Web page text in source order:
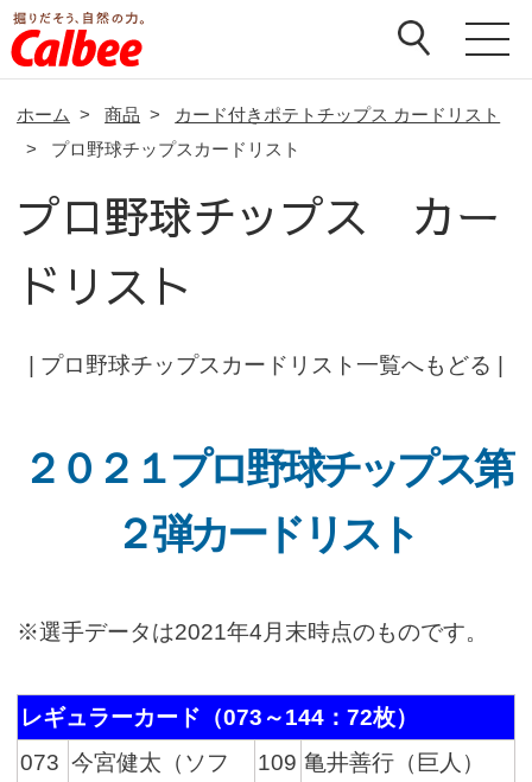
ホーム > 商品 >
カード付きポテトチップス カードリスト
>
プロ野球チップスカードリスト
プロ野球チップス カー
ドリスト
プロ野球チップスカードリスト一覧へもどる
２０２１プロ野球チップス第
２弾カードリスト
※選手データは2021年4月末時点のものです。
レギュラーカード（073～144：72枚）
073 今宮健太（ソフ
109 亀井善行（巨人）